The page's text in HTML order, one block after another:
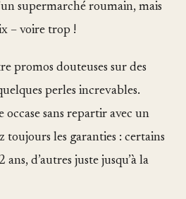
supermarché roumain, mais
– voire trop !
promos douteuses sur des
perles increvables.
sans repartir avec un
toujours les garanties : certains
d’autres juste jusqu’à la